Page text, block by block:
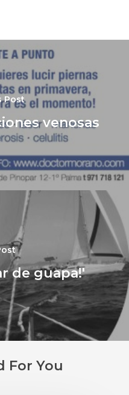
Post
venosas
de guapa!'
For You